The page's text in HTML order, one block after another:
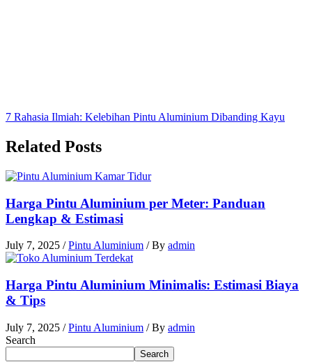
7 Rahasia Ilmiah: Kelebihan Pintu Aluminium Dibanding Kayu
Related Posts
Harga Pintu Aluminium per Meter: Panduan
Lengkap & Estimasi
July 7, 2025 /Pintu Aluminium / By admin
Harga Pintu Aluminium Minimalis: Estimasi Biaya
& Tips
July 7, 2025 /Pintu Aluminium / By admin
Search
Search